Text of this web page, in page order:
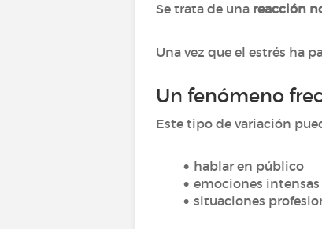
Se trata de una reacción
Una vez que el estrés ha
Un fenómeno
Este tipo de variación
hablar en público
emociones intensas
situaciones